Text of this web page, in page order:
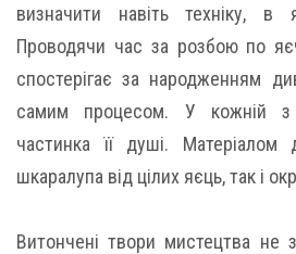
визначити навіть техніку, в
Проводячи час за розбою по
спостерігає за народженням
самим процесом. У кожній з
частинка її душі.
шкаралупа від цілих яєць, так і
Витончені твори мистецтва не